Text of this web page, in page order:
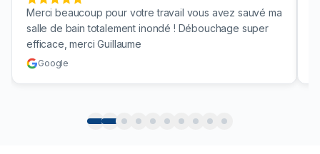
Merci beaucoup pour votre travail vous avez sauvé ma
salle de bain totalement inondé ! Débouchage super
efficace, merci Guillaume
Google